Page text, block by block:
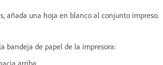
añada una hoja en blanco al conjunto impreso.
bandeja de papel de la impresora:
arriba